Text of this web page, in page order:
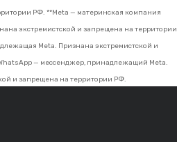
РФ. **Meta — материнская компания
экстремистской и запрещена на территории
Meta. Признана экстремистской и
— мессенджер, принадлежащий Meta.
и запрещена на территории РФ.